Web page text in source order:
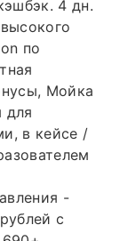
4 дн.
по
Мойка
для
в кейсе /
-
с